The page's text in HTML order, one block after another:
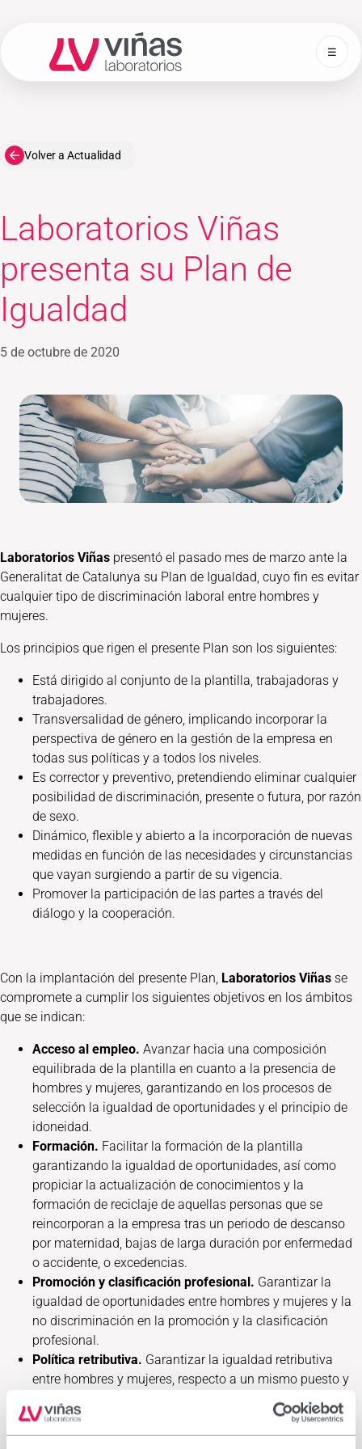
Laboratorios Viñas ☰
Volver a Actualidad
Laboratorios Viñas
presenta su Plan de
Igualdad
5 de octubre de 2020
Laboratorios Viñas presentó el pasado mes de marzo ante la
Generalitat de Catalunya su Plan de Igualdad, cuyo fin es evitar
cualquier tipo de discriminación laboral entre hombres y
mujeres.
Los principios que rigen el presente Plan son los siguientes:
Está dirigido al conjunto de la plantilla, trabajadoras y
trabajadores.
Transversalidad de género, implicando incorporar la
perspectiva de género en la gestión de la empresa en
todas sus políticas y a todos los niveles.
Es corrector y preventivo, pretendiendo eliminar cualquier
posibilidad de discriminación, presente o futura, por razón
de sexo.
Dinámico, flexible y abierto a la incorporación de nuevas
medidas en función de las necesidades y circunstancias
que vayan surgiendo a partir de su vigencia.
Promover la participación de las partes a través del
diálogo y la cooperación.
Con la implantación del presente Plan, Laboratorios Viñas se
compromete a cumplir los siguientes objetivos en los ámbitos
que se indican:
Acceso al empleo. Avanzar hacia una composición
equilibrada de la plantilla en cuanto a la presencia de
hombres y mujeres, garantizando en los procesos de
selección la igualdad de oportunidades y el principio de
idoneidad.
Formación. Facilitar la formación de la plantilla
garantizando la igualdad de oportunidades, así como
propiciar la actualización de conocimientos y la
formación de reciclaje de aquellas personas que se
reincorporan a la empresa tras un periodo de descanso
por maternidad, bajas de larga duración por enfermedad
o accidente, o excedencias.
Promoción y clasificación profesional. Garantizar la
igualdad de oportunidades entre hombres y mujeres y la
no discriminación en la promoción y la clasificación
profesional.
Política retributiva. Garantizar la igualdad retributiva
entre hombres y mujeres, respecto a un mismo puesto y
Conciliación de trabajo y necesidades personal y
familiar.Facilitar la adopción de medidas que faciliten la